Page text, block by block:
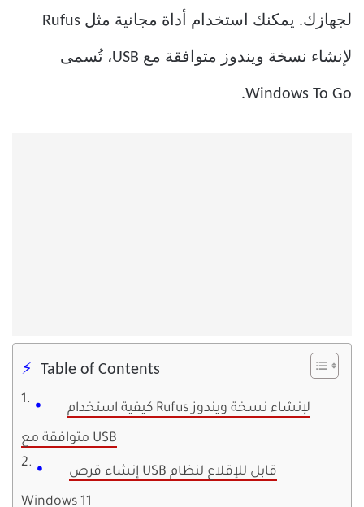
لجهازك. يمكنك استخدام أداة مجانية مثل Rufus
لإنشاء نسخة ويندوز متوافقة مع USB، تُسمى
Windows To Go.
Table of Contents
كيفية استخدام Rufus لإنشاء نسخة ويندوز
متوافقة مع USB
إنشاء قرص USB قابل للإقلاع لنظام
Windows 11